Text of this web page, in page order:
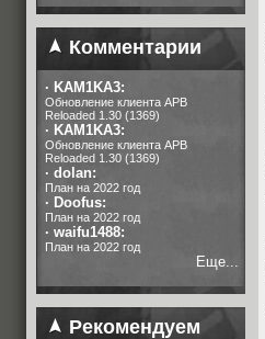
Комментарии
· KAM1KA3:
Обновление клиента APB
Reloaded 1.30 (1369)
· KAM1KA3:
Обновление клиента APB
Reloaded 1.30 (1369)
· dolan:
План на 2022 год
· Doofus:
План на 2022 год
· waifu1488:
План на 2022 год
Еще...
Рекомендуем